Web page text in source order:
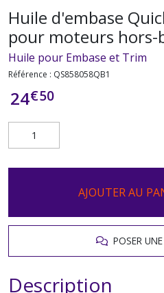
Huile d'embase
pour moteurs hors-
Huile pour Embase et Trim
Référence : QS858058QB1
24€50
AJOUTER AU
POSER
Description